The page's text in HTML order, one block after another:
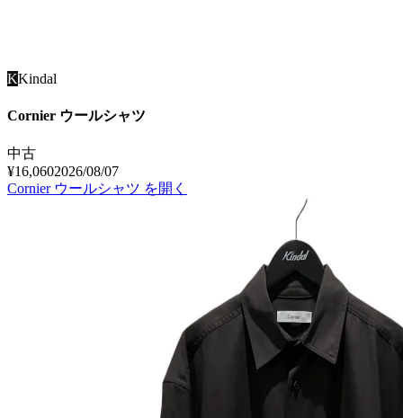
KKindal
Cornier ウールシャツ
中古
¥16,0602026/08/07
Cornier ウールシャツ を開く